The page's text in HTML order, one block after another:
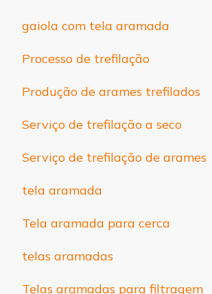
gaiola com tela aramada
Processo de trefilação
Produção de arames trefilados
Serviço de trefilação a seco
Serviço de trefilação de arames
tela aramada
Tela aramada para cerca
telas aramadas
Telas aramadas para filtragem